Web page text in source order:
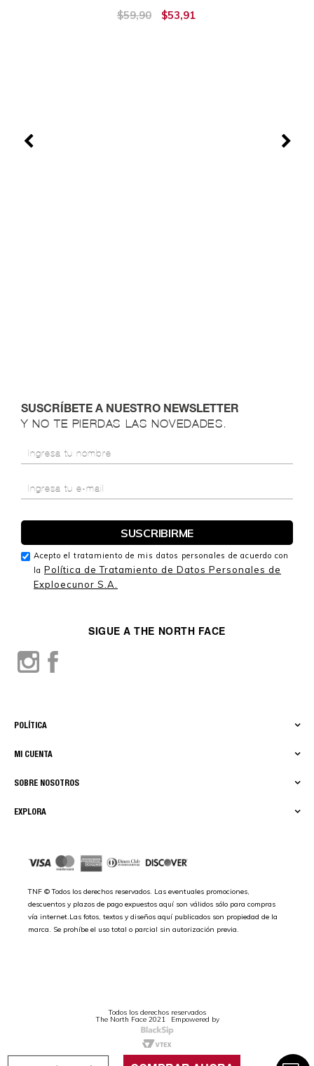
$59,90 $53,91
EXPLORA
SOBRE NOSOTROS
MI CUENTA
POLÍTICA
SIGUE A THE NORTH FACE
TNF © Todos los derechos reservados. Las eventuales promociones,
descuentos y plazos de pago expuestos aquí son válidos sólo para compras
vía internet.Las fotos, textos y diseños aquí publicados son propiedad de la
marca. Se prohíbe el uso total o parcial sin autorización previa.
SUSCRÍBETE A NUESTRO NEWSLETTER
Y NO TE PIERDAS LAS NOVEDADES.
Acepto el tratamiento de mis datos personales de acuerdo con
la Política de Tratamiento de Datos Personales de
Exploecunor S.A.
Todos los derechos reservados
The North Face 2021 Empowered by